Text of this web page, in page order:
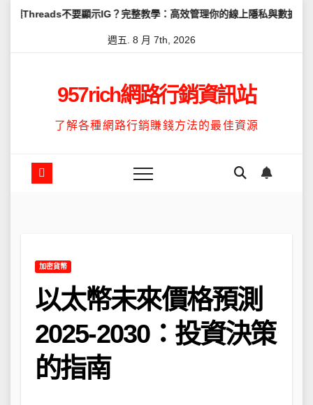
Skip顯示IG？完整教學：高效管理你的線上隱私與數據安全 怎麼讓
週五. 8 月 7th, 2026
957rich網路行銷資訊站
了解各種網路行銷賺錢方法的最佳資源
加密貨幣
以太幣未來價格預測
2025-2030：投資決策
的指南